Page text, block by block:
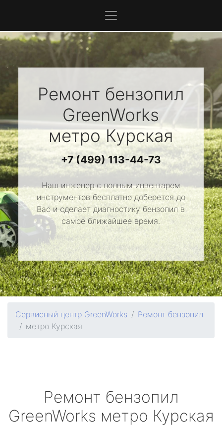
Ремонт бензопил
GreenWorks
метро Курская
+7 (499) 113-44-73
Наш инженер с полным инвентарем
инструментов бесплатно доберется до
Вас и сделает диагностику бензопил в
самое ближайшее время.
Сервисный центр GreenWorks
Ремонт бензопил
метро Курская
Ремонт бензопил
GreenWorks метро Курская